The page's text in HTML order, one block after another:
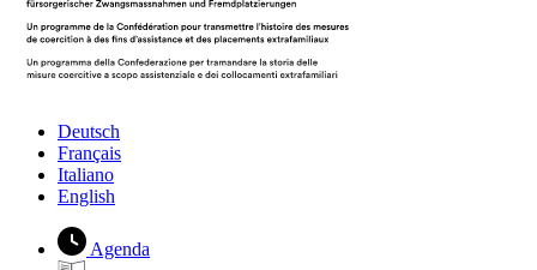
Deutsch
Français
Italiano
English
Agenda